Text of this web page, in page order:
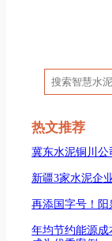
搜
索
热文推荐
冀东水泥铜川
新疆3家水泥企
再添国字号！
年均节约能源成